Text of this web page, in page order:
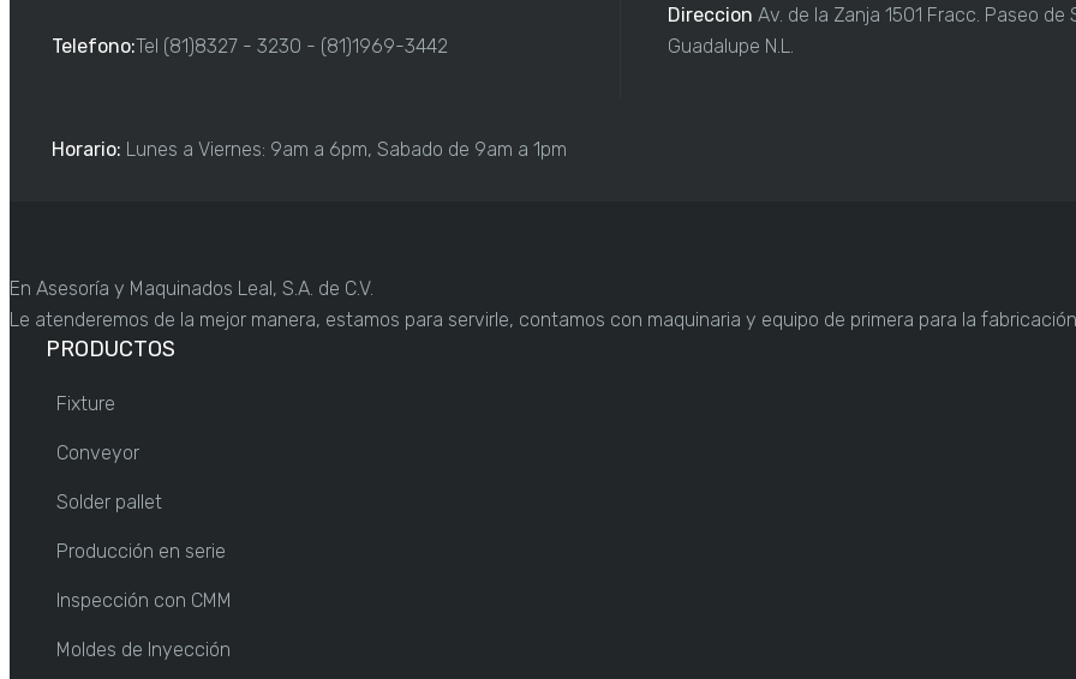
Telefono:Tel (81)8327 - 3230 - (81)1969-3442
Direccion Av. de la Zanja 1501 Fracc. Paseo de
Guadalupe N.L.
Horario: Lunes a Viernes: 9am a 6pm, Sabado de 9am a 1pm
En Asesoría y Maquinados Leal, S.A. de C.V.
Le atenderemos de la mejor manera, estamos para servirle, contamos con maquinaria y equipo de primera para la
PRODUCTOS
Fixture
Conveyor
Solder pallet
Producción en serie
Inspección con CMM
Moldes de Inyección